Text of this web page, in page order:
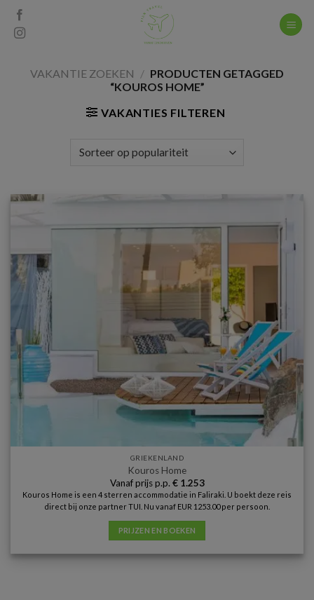
Skip
content
VAKANTIE ZOEKEN / PRODUCTEN GETAGGED
“KOUROS HOME”
VAKANTIES FILTEREN
GRIEKENLAND
Kouros Home
Vanaf prijs p.p. €1.253
Kouros Home is een 4 sterren accommodatie in Faliraki. U boekt deze reis
direct bij onze partner TUI. Nu vanaf EUR 1253.00 per persoon.
PRIJZEN EN BOEKEN